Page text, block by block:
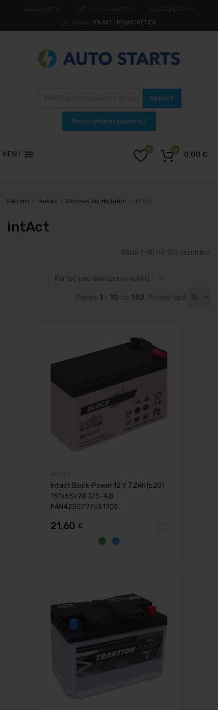
IENĀKT REĢISTRĒTIES
MEKLĒT
MENU
0
0.00 €
0
Sākums Veikals Slodzes akumulatori intAct
intAct
Rāda 1–10 no 152 rezultāta
Preces 1 - 10 no 152. Preces lapā
Intact Block-Power 12 V 7.2Ah (c20)
151x65x98 3/S-4.8
EAN4250227551205
21.60 €